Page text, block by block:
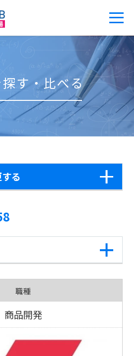
す・比べる
る
職種
商品開発